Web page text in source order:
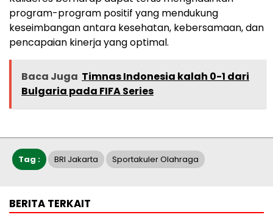
program-program positif yang mendukung
keseimbangan antara kesehatan, kebersamaan, dan
pencapaian kinerja yang optimal.
Baca Juga Timnas Indonesia kalah 0-1 dari
Bulgaria pada FIFA Series
Tag : BRI Jakarta Sportakuler Olahraga
BERITA TERKAIT